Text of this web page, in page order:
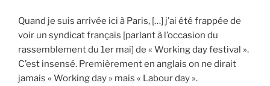
Quand je suis arrivée ici à Paris, […] j’ai été frappée de
voir un syndicat français [parlant à l’occasion du
rassemblement du 1er mai] de « Working day festival ».
C’est insensé. Premièrement en anglais on ne dirait
jamais « Working day » mais « Labour day ».